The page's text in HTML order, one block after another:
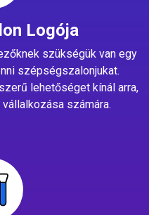
Logója
szükségük van egy
szépségszalonjukat.
lehetőséget kínál arra,
számára.